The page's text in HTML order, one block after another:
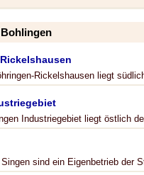
Rickelshausen liegt
Industriegebiet liegt östlich
sind ein Eigenbetrieb der